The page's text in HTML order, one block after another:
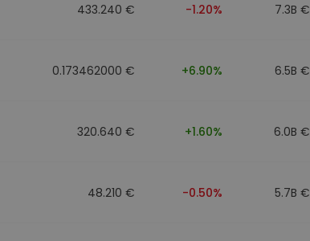
433.240 € -1.20% 7.3B €
0.173462000 € +6.90% 6.5B €
320.640 € +1.60% 6.0B €
48.210 € -0.50% 5.7B €